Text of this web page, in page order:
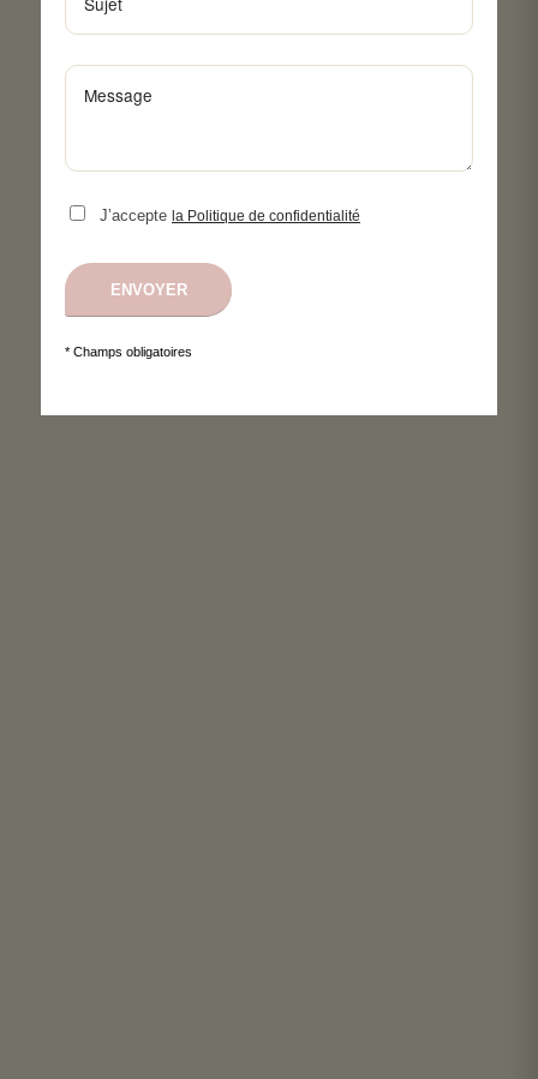
J’accepte la Politique de confidentialité
* Champs obligatoires